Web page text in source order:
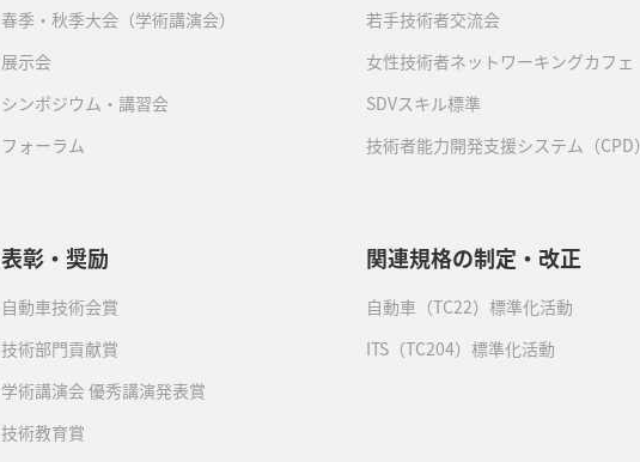
春季・秋季大会（学術講演会）
展示会
シンポジウム・講習会
フォーラム
若手技術者交流会
女性技術者ネットワーキングカフェ
SDVスキル標準
技術者能力開発支援システム（CPD）
表彰・奨励
自動車技術会賞
技術部門貢献賞
学術講演会 優秀講演発表賞
技術教育賞
関連規格の制定・改正
自動車（TC22）標準化活動
ITS（TC204）標準化活動